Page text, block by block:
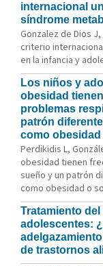
internacional
síndrome
Gonzalez de Dios
criterio
en la infancia y
Los niños y
obesidad
problemas
patrón
como
Perdikidis L,
obesidad tienen
sueño y un patrón
como obesidad o
Tratamiento
adolescentes:
de trastornos